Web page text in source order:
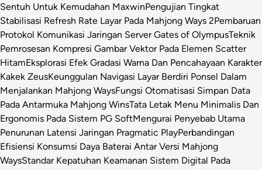
Sentuh Untuk Kemudahan MaxwinPengujian Tingkat
Stabilisasi Refresh Rate Layar Pada Mahjong Ways 2Pembaruan
Protokol Komunikasi Jaringan Server Gates of OlympusTeknik
Pemrosesan Kompresi Gambar Vektor Pada Elemen Scatter
HitamEksplorasi Efek Gradasi Warna Dan Pencahayaan Karakter
Kakek ZeusKeunggulan Navigasi Layar Berdiri Ponsel Dalam
Menjalankan Mahjong WaysFungsi Otomatisasi Simpan Data
Pada Antarmuka Mahjong WinsTata Letak Menu Minimalis Dan
Ergonomis Pada Sistem PG SoftMengurai Penyebab Utama
Penurunan Latensi Jaringan Pragmatic PlayPerbandingan
Efisiensi Konsumsi Daya Baterai Antar Versi Mahjong
WaysStandar Kepatuhan Keamanan Sistem Digital Pada